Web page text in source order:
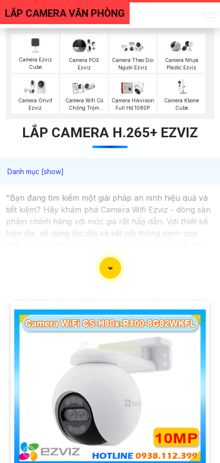
LẮP CAMERA VĂN PHÒNG
Camera Ezviz
Cube
Camera POE
Ezviz
Camera Theo Dỏi
Người Ezviz
Camera Nhựa
Plastic Ezviz
Camera Onvif
Ezviz
Camera Wifi Có
Chống Trộm
Camera Hikvision
Full Hd 1080P
Camera Kbone
Cube
LẮP CAMERA H.265+ EZVIZ
"Bạn đang tìm kiếm một giải pháp an ninh hiệu quả và
tiết kiệm? Hãy khám phá Camera Wifi Ezviz - dòng sản
phẩm chính hãng với mức giá rất hấp dẫn. Với thiết kế
hiện đại, dễ dàng lắp đặt và kết nối thông minh qua
hoặc văn phòng mọi lúc mọi nơi chỉ bằng một chiếc
Không chỉ vậy, sản phẩm cũng mang lại chất lượng
cơ hội sở hữu Camera Wifi Ezviz giá rẻ chính hãng để
bảo vệ tài sản và gia đình của bạn ngay hôm nay!"
Hy vọng đoạn văn trên sẽ giúp bạn trong việc giới thiệu
sản phẩm Camera Wifi Ezviz.